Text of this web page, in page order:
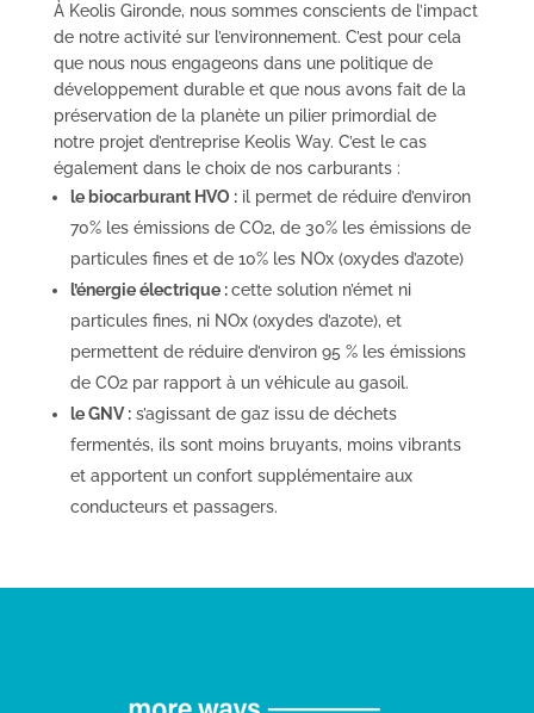
À Keolis Gironde, nous sommes conscients de l’impact
de notre activité sur l’environnement. C’est pour cela
que nous nous engageons dans une politique de
développement durable et que nous avons fait de la
préservation de la planète un pilier primordial de
notre projet d’entreprise Keolis Way. C’est le cas
également dans le choix de nos carburants :
le biocarburant HVO :il permet de réduire d’environ
70% les émissions de CO2, de 30% les émissions de
particules fines et de 10% les NOx (oxydes d’azote)
l’énergie électrique : cette solution n’émet ni
particules fines, ni NOx (oxydes d’azote), et
permettent de réduire d’environ 95 % les émissions
de CO2par rapport à un véhicule au gasoil.
le GNV :s’agissant de gaz issu de déchets
fermentés, ils sont moins bruyants, moins vibrants
et apportent un confort supplémentaire aux
conducteurs et passagers.